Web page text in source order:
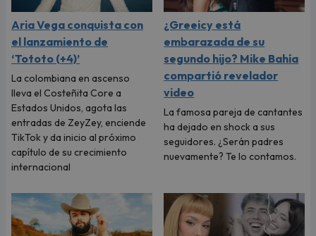
Aria Vega conquista con
el lanzamiento de
‘Tototo (+4)’
La colombiana en ascenso
lleva el Costeñita Core a
Estados Unidos, agota las
entradas de ZeyZey, enciende
TikTok y da inicio al próximo
capítulo de su crecimiento
internacional
¿Greeicy está
embarazada de su
segundo hijo? Mike Bahía
compartió revelador
video
La famosa pareja de cantantes
ha dejado en shock a sus
seguidores. ¿Serán padres
nuevamente? Te lo contamos.